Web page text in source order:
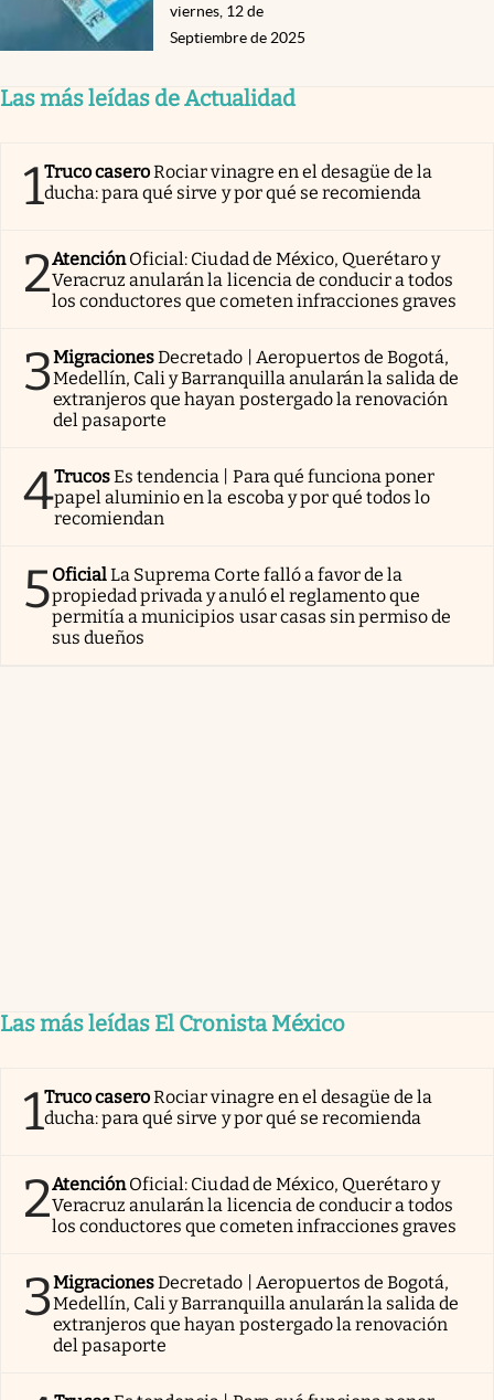
viernes, 12 de
Septiembre de 2025
Las más leídas de Actualidad
1Truco caseroRociar vinagre en el desagüe de la
ducha: para qué sirve y por qué se recomienda
2AtenciónOficial: Ciudad de México, Querétaro y
Veracruz anularán la licencia de conducir a todos
los conductores que cometen infracciones graves
3MigracionesDecretado | Aeropuertos de Bogotá,
Medellín, Cali y Barranquilla anularán la salida de
extranjeros que hayan postergado la renovación
del pasaporte
4TrucosEs tendencia | Para qué funciona poner
papel aluminio en la escoba y por qué todos lo
recomiendan
5OficialLa Suprema Corte falló a favor de la
propiedad privada y anuló el reglamento que
permitía a municipios usar casas sin permiso de
sus dueños
Las más leídas El Cronista México
1Truco caseroRociar vinagre en el desagüe de la
ducha: para qué sirve y por qué se recomienda
2AtenciónOficial: Ciudad de México, Querétaro y
Veracruz anularán la licencia de conducir a todos
los conductores que cometen infracciones graves
3MigracionesDecretado | Aeropuertos de Bogotá,
Medellín, Cali y Barranquilla anularán la salida de
extranjeros que hayan postergado la renovación
del pasaporte